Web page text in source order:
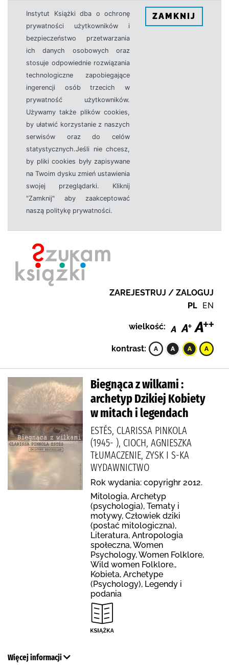
Instytut Książki dba o ochronę
prywatności użytkowników i
bezpieczeństwo przetwarzania
ich danych osobowych oraz
stosuje odpowiednie rozwiązania
technologiczne zapobiegające
ingerencji osób trzecich w
prywatność użytkowników.
Używamy także plików cookies,
by ułatwić korzystanie z naszych
serwisów oraz do celów
statystycznych.Jeśli nie chcesz,
by pliki cookies były zapisywane
na Twoim dysku zmień ustawienia
swojej przeglądarki. Kliknij
"Zamknij" aby zaakceptować
naszą politykę prywatności.
ZAMKNIJ
ZAREJESTRUJ / ZALOGUJ
PL EN
wielkość:
kontrast:
Biegnąca z wilkami :
archetyp Dzikiej Kobiety
w mitach i legendach
ESTÉS, CLARISSA PINKOLA
(1945- ), CIOCH, AGNIESZKA
TŁUMACZENIE, ZYSK I S-KA
WYDAWNICTWO
Rok wydania: copyrighr 2012.
Mitologia, Archetyp
(psychologia), Tematy i
motywy, Człowiek dziki
(postać mitologiczna),
Literatura, Antropologia
społeczna, Women
Psychology, Women Folklore,
Wild women Folklore.,
Kobieta, Archetype
(Psychology), Legendy i
podania
Więcej informacji